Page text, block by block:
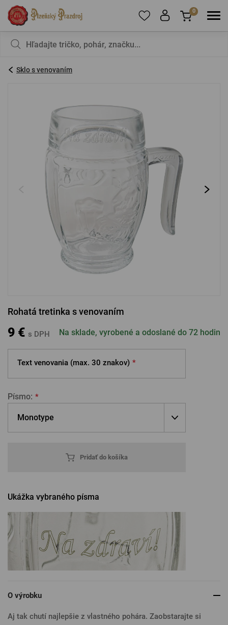
sa.
*
PRIHLÁSIŤ SA
Zabudnuté heslo Nová registrácia
PRIHLÁSENIE CEZ FACEBOOK
PRIHLÁSENIE CEZ SEZNAM
0
Sklo s venovaním
Rohatá tretinka s venovaním
9 € s DPH Na sklade, vyrobené a odoslané do 72 hodin
Text venovania (max. 30 znakov) *
Písmo: *
Monotype
Pridať do košíka
Ukážka vybraného písma
O výrobku
Aj tak chutí najlepšie z vlastného pohára. Zaobstarajte si